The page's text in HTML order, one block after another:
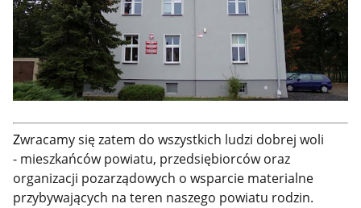
Zwracamy się zatem do wszystkich ludzi dobrej woli
- mieszkańców powiatu, przedsiębiorców oraz
organizacji pozarządowych o wsparcie materialne
przybywających na teren naszego powiatu rodzin.